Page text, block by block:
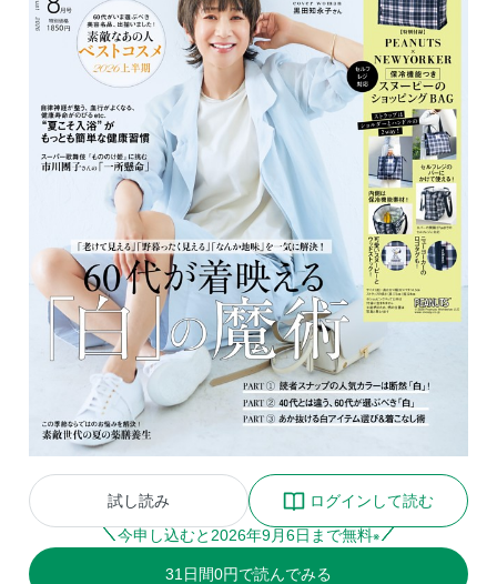
試し読み
ログインして読む
今申し込むと 2026年9月6日まで無料※
31 日間0円で読んでみる